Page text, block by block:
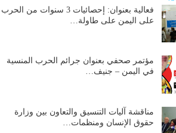
فعالية بعنوان: إحصائيات 3 سنوات من الحرب
على اليمن على طاولة…
مؤتمر صحفي بعنوان جرائم الحرب المنسية
في اليمن – جنيف…
مناقشة آليات التنسيق والتعاون بين وزارة
حقوق الإنسان ومنظمات…